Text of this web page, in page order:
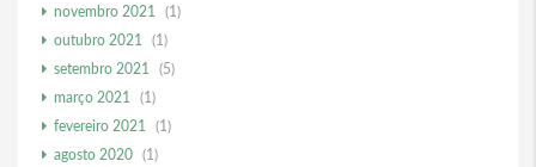
novembro 2021
(1)
outubro 2021
(1)
setembro 2021
(5)
março 2021
(1)
fevereiro 2021
(1)
agosto 2020
(1)